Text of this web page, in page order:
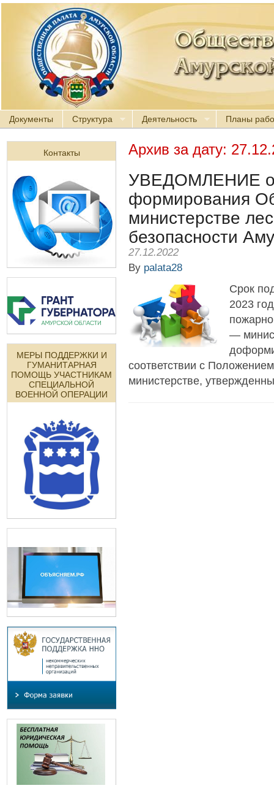
Документы Структура Деятельность Планы
Контакты
МЕРЫ ПОДДЕРЖКИ И
ГУМАНИТАРНАЯ
ПОМОЩЬ УЧАСТНИКАМ
СПЕЦИАЛЬНОЙ
ВОЕННОЙ ОПЕРАЦИИ
Архив за дату:
УВЕДОМЛЕНИЕ о
формирования
министерстве
безопасности
27.12.2022
By palata28
Срок
2023
—
соответствии с
министерстве,